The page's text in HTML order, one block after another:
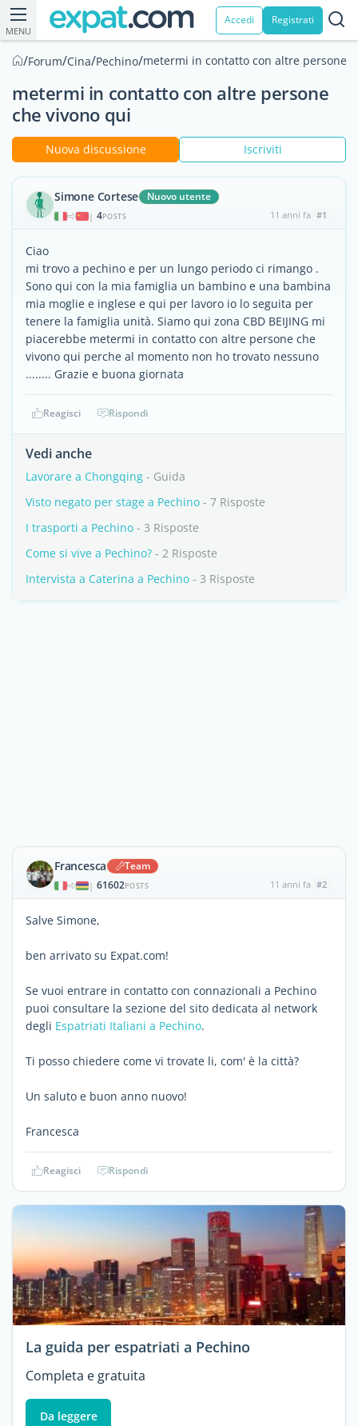
MENU
Accedi Registrati
/Forum/Cina/Pechino/metermi in contatto con altre persone
metermi in contatto con altre persone
che vivono qui
Nuova discussione Iscriviti
Simone Cortese Nuovo utente
| 4POSTS 11 anni fa #1
Ciao
mi trovo a pechino e per un lungo periodo ci rimango .
Sono qui con la mia famiglia un bambino e una bambina
mia moglie e inglese e qui per lavoro io lo seguita per
tenere la famiglia unità. Siamo qui zona CBD BEIJING mi
piacerebbe metermi in contatto con altre persone che
vivono qui perche al momento non ho trovato nessuno
........ Grazie e buona giornata
Reagisci Rispondi
Vedi anche
Lavorare a Chongqing - Guida
Visto negato per stage a Pechino - 7 Risposte
I trasporti a Pechino - 3 Risposte
Come si vive a Pechino? - 2 Risposte
Intervista a Caterina a Pechino - 3 Risposte
Francesca Team
| 61602POSTS 11 anni fa #2
Salve Simone,
ben arrivato su Expat.com!
Se vuoi entrare in contatto con connazionali a Pechino
puoi consultare la sezione del sito dedicata al network
degli Espatriati Italiani a Pechino.
Ti posso chiedere come vi trovate li, com' è la città?
Un saluto e buon anno nuovo!
Francesca
Reagisci Rispondi
La guida per espatriati a Pechino
Completa e gratuita
Da leggere